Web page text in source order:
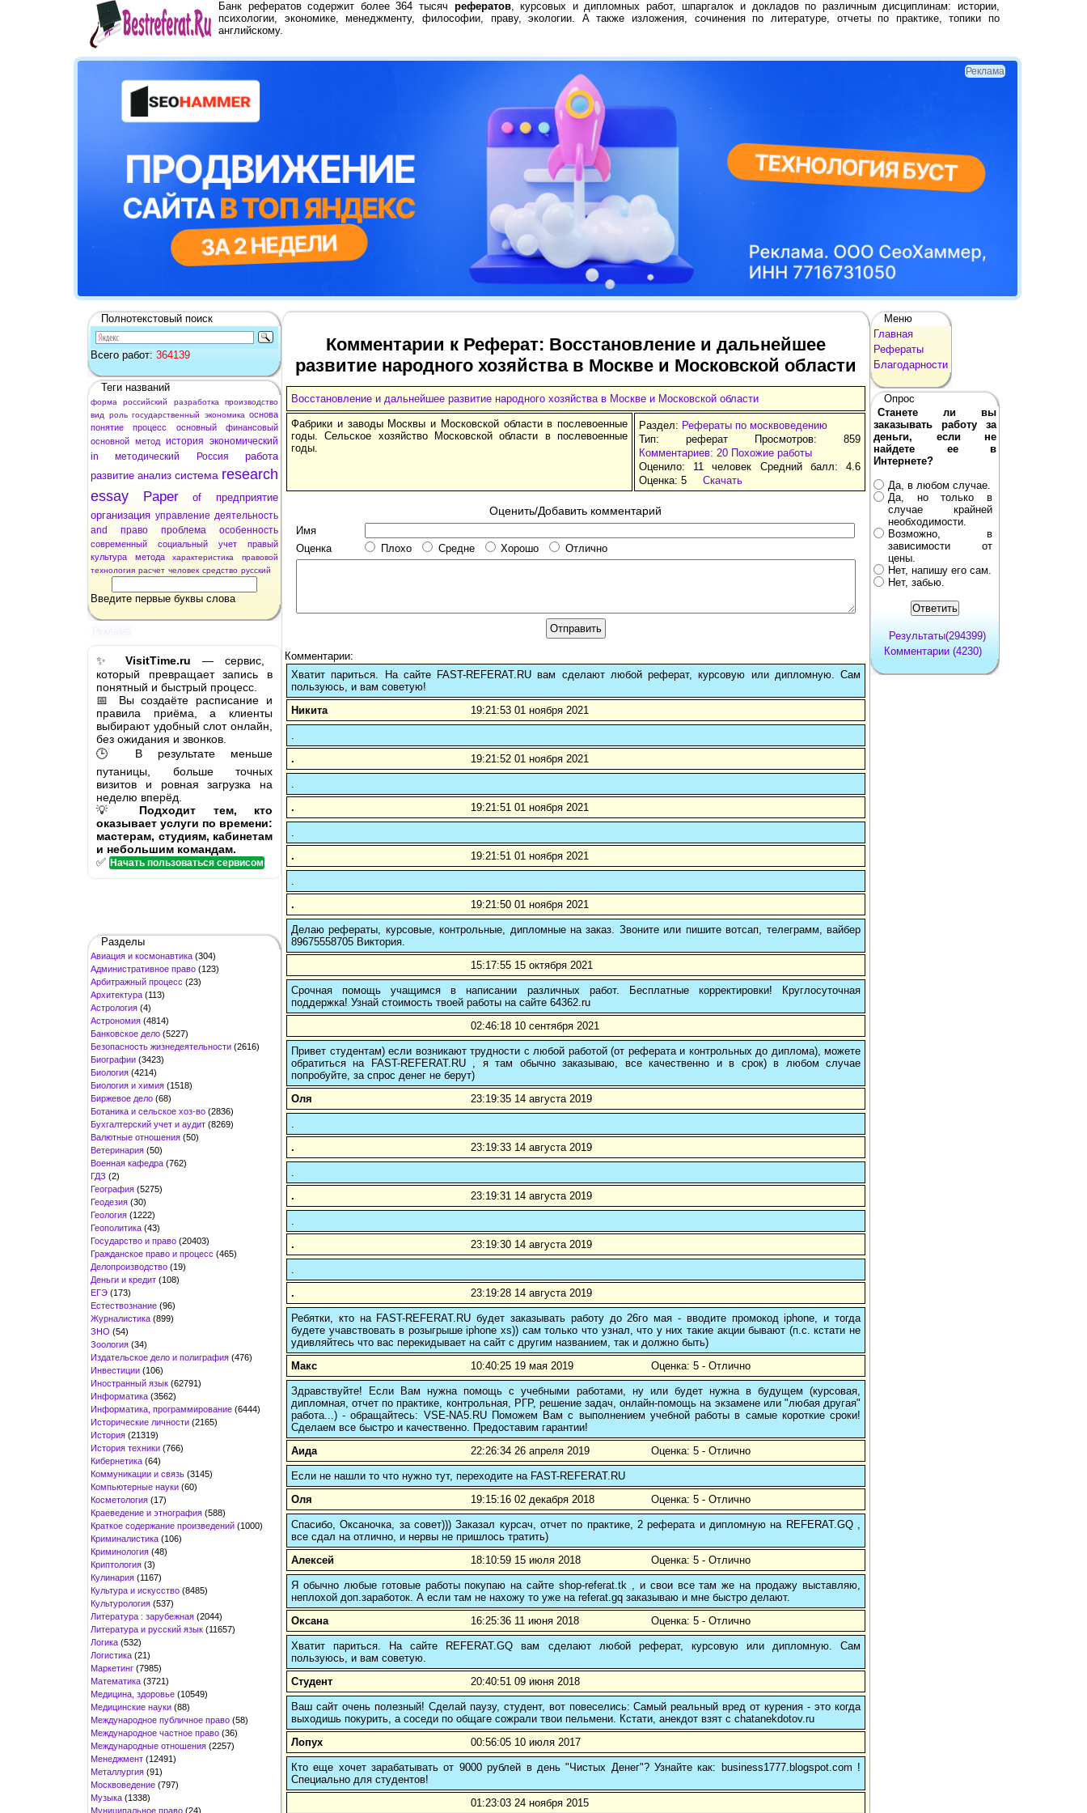
Банк рефератов содержит более 364 тысяч рефератов, курсовых и дипломных работ, шпаргалок и докладов по различным дисциплинам: истории,
психологии, экономике, менеджменту, философии, праву, экологии. А также изложения, сочинения по литературе, отчеты по практике, топики по
английскому.
Реклама
Полнотекстовый поиск
Всего работ: 364139
Теги названий
форма российский разработка
производство
вид
роль государственный экономика основа
понятие
процесс основный
финансовый
основной метод история экономический
in
методический Россия
работа
развитие анализ система research
essay
Paper of
предприятие
организация управление деятельность
and
право проблема особенность
современный социальный учет
правый
культура
метода характеристика
правовой
технология расчет человек средство русский
Введите первые буквы слова
✨ VisitTime.ru — сервис,
который превращает запись в
понятный и быстрый процесс.
📅 Вы создаёте расписание и
правила приёма, а клиенты
выбирают удобный слот онлайн,
без ожидания и звонков.
🕒 В результате меньше
путаницы, больше точных
визитов и ровная загрузка на
неделю вперёд.
💡 Подходит тем, кто
оказывает услуги по времени:
мастерам, студиям, кабинетам
и небольшим командам.
✅ Начать пользоваться сервисом
Разделы
Авиация и космонавтика (304)
Административное право (123)
Арбитражный процесс (23)
Архитектура (113)
Астрология (4)
Астрономия (4814)
Банковское дело (5227)
Безопасность жизнедеятельности (2616)
Биографии (3423)
Биология (4214)
Биология и химия (1518)
Биржевое дело (68)
Ботаника и сельское хоз-во (2836)
Бухгалтерский учет и аудит (8269)
Валютные отношения (50)
Ветеринария (50)
Военная кафедра (762)
ГДЗ (2)
География (5275)
Геодезия (30)
Геология (1222)
Геополитика (43)
Государство и право (20403)
Гражданское право и процесс (465)
Делопроизводство (19)
Деньги и кредит (108)
ЕГЭ (173)
Естествознание (96)
Журналистика (899)
ЗНО (54)
Зоология (34)
Издательское дело и полиграфия (476)
Инвестиции (106)
Иностранный язык (62791)
Информатика (3562)
Информатика, программирование (6444)
Исторические личности (2165)
История (21319)
История техники (766)
Кибернетика (64)
Коммуникации и связь (3145)
Компьютерные науки (60)
Косметология (17)
Краеведение и этнография (588)
Краткое содержание произведений (1000)
Криминалистика (106)
Криминология (48)
Криптология (3)
Кулинария (1167)
Культура и искусство (8485)
Культурология (537)
Литература : зарубежная (2044)
Литература и русский язык (11657)
Логика (532)
Логистика (21)
Маркетинг (7985)
Математика (3721)
Медицина, здоровье (10549)
Медицинские науки (88)
Международное публичное право (58)
Международное частное право (36)
Международные отношения (2257)
Менеджмент (12491)
Металлургия (91)
Москвоведение (797)
Музыка (1338)
Муниципальное право (24)
Комментарии к Реферат: Восстановление и дальнейшее
развитие народного хозяйства в Москве и Московской области
Восстановление и дальнейшее развитие народного хозяйства в Москве и Московской области
Фабрики и заводы Москвы и Московской области в послевоенные
годы. Сельское хозяйство Московской области в послевоенные
годы.
Раздел: Рефераты по москвоведению
Тип: реферат Просмотров: 859
Комментариев: 20 Похожие работы
Оценило: 11 человек Средний балл: 4.6
Оценка: 5 Скачать
Оценить/Добавить комментарий
Имя
Оценка
Плохо Средне Хорошо Отлично
Комментарии:
Хватит париться. На сайте FAST-REFERAT.RU вам сделают любой реферат, курсовую или дипломную. Сам
пользуюсь, и вам советую!
Никита
19:21:53 01 ноября 2021
.
.
19:21:52 01 ноября 2021
.
.
19:21:51 01 ноября 2021
.
.
19:21:51 01 ноября 2021
.
.
19:21:50 01 ноября 2021
Делаю рефераты, курсовые, контрольные, дипломные на заказ. Звоните или пишите вотсап, телеграмм, вайбер
89675558705 Виктория.
15:17:55 15 октября 2021
Срочная помощь учащимся в написании различных работ. Бесплатные корректировки! Круглосуточная
поддержка! Узнай стоимость твоей работы на сайте 64362.ru
02:46:18 10 сентября 2021
Привет студентам) если возникают трудности с любой работой (от реферата и контрольных до диплома), можете
обратиться на FAST-REFERAT.RU , я там обычно заказываю, все качественно и в срок) в любом случае
попробуйте, за спрос денег не берут)
Оля
23:19:35 14 августа 2019
.
.
23:19:33 14 августа 2019
.
.
23:19:31 14 августа 2019
.
.
23:19:30 14 августа 2019
.
.
23:19:28 14 августа 2019
Ребятки, кто на FAST-REFERAT.RU будет заказывать работу до 26го мая - вводите промокод iphone, и тогда
будете учавствовать в розыгрыше iphone xs)) сам только что узнал, что у них такие акции бывают (п.с. кстати не
удивляйтесь что вас перекидывает на сайт с другим названием, так и должно быть)
Макс
10:40:25 19 мая 2019 Оценка: 5 - Отлично
Здравствуйте! Если Вам нужна помощь с учебными работами, ну или будет нужна в будущем (курсовая,
дипломная, отчет по практике, контрольная, РГР, решение задач, онлайн-помощь на экзамене или "любая другая"
работа...) - обращайтесь: VSE-NA5.RU Поможем Вам с выполнением учебной работы в самые короткие сроки!
Сделаем все быстро и качественно. Предоставим гарантии!
Аида
22:26:34 26 апреля 2019 Оценка: 5 - Отлично
Если не нашли то что нужно тут, переходите на FAST-REFERAT.RU
Оля
19:15:16 02 декабря 2018 Оценка: 5 - Отлично
Спасибо, Оксаночка, за совет))) Заказал курсач, отчет по практике, 2 реферата и дипломную на REFERAT.GQ ,
все сдал на отлично, и нервы не пришлось тратить)
Алексей
18:10:59 15 июля 2018 Оценка: 5 - Отлично
Я обычно любые готовые работы покупаю на сайте shop-referat.tk , и свои все там же на продажу выставляю,
неплохой доп.заработок. А если там не нахожу то уже на referat.gq заказываю и мне быстро делают.
Оксана
16:25:36 11 июня 2018 Оценка: 5 - Отлично
Хватит париться. На сайте REFERAT.GQ вам сделают любой реферат, курсовую или дипломную. Сам
пользуюсь, и вам советую.
Студент
20:40:51 09 июня 2018
Ваш сайт очень полезный! Сделай паузу, студент, вот повеселись: Самый реальный вред от курения - это когда
выходишь покурить, а соседи по общаге сожрали твои пельмени. Кстати, анекдот взят с chatanekdotov.ru
Лопух
00:56:05 10 июля 2017
Кто еще хочет зарабатывать от 9000 рублей в день "Чистых Денег"? Узнайте как: business1777.blogspot.com !
Cпециально для студентов!
01:23:03 24 ноября 2015
Меню
Главная
Рефераты
Благодарности
Опрос
Станете ли вы
заказывать работу за
деньги, если не
найдете ее в
Интернете?
Да, в любом случае.
Да, но только в
случае крайней
необходимости.
Возможно, в
зависимости от
цены.
Нет, напишу его сам.
Нет, забью.
Результаты(294399)
Комментарии (4230)